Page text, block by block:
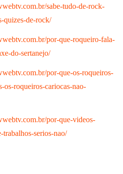
sabe-tudo-de-rock-
quizes-de-rock/
por-que-roqueiro-fala-
do-sertanejo/
por-que-os-roqueiros-
os-roqueiros-cariocas-nao-
por-que-videos-
serios-nao/